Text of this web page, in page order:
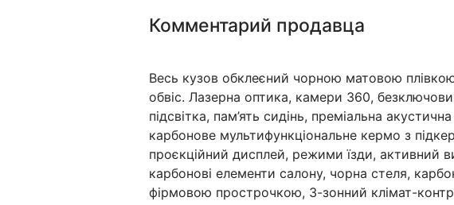
Комментарий продавца
Весь кузов обклеєний чорною матовою
обвіс. Лазерна оптика, камери 360,
підсвітка, пам’ять сидінь, преміальна
карбонове мультифункціональне кермо з
проєкційний дисплей, режими їзди, активний
карбонові елементи салону, чорна стеля,
фірмовою прострочкою, 3-зонний клімат-